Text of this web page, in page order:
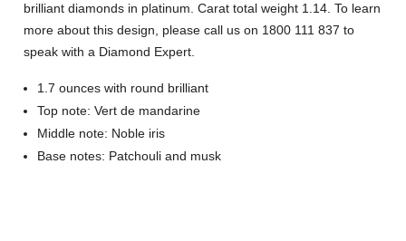
brilliant diamonds in platinum. Carat total weight 1.14. To learn
more about this design, please call us on 1800 111 837 to
speak with a Diamond Expert.
1.7 ounces with round brilliant
Top note: Vert de mandarine
Middle note: Noble iris
Base notes: Patchouli and musk